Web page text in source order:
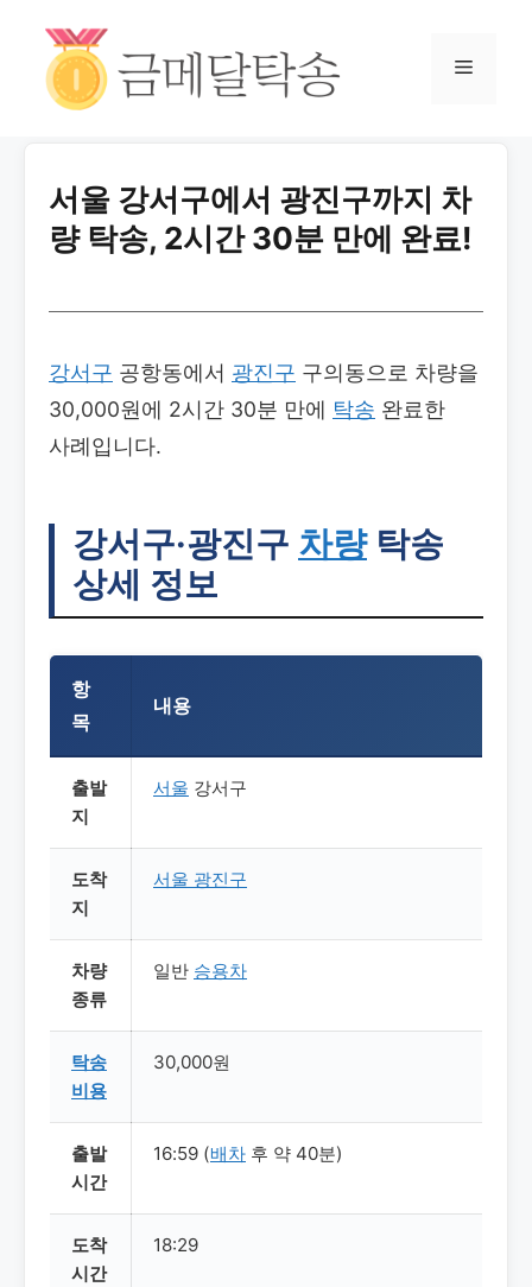
서울 강서구에서 광진구까지 차
량 탁송, 2시간 30분 만에 완료!
강서구 공항동에서 광진구 구의동으로 차량을
30,000원에 2시간 30분 만에 탁송 완료한
사례입니다.
강서구·광진구 차량탁송
상세 정보
항
목
내용
출발
지
서울 강서구
도착
지
서울 광진구
차량
종류
일반 승용차
탁송
비용
30,000원
출발
시간
16:59 (배차 후 약 40분)
도착
시간
18:29